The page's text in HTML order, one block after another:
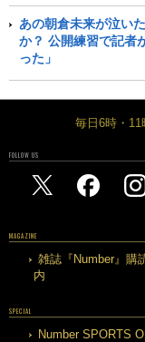
あの朝倉未来が泣い
か？ 公開練習で記者
った」
毎日6時・11
FOLLOW US
MAGAZINE
雑誌『Number』購
内
SPECIAL
Number SPORTS